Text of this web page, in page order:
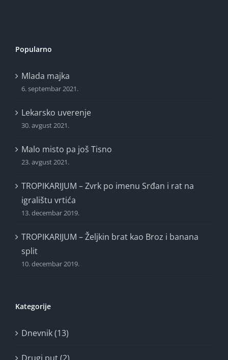
Popularno
Mlada majka
6. septembar 2021.
Lekarsko uverenje
30. avgust 2021.
Malo misto pa još Tisno
23. avgust 2021.
TROPIKARIJUM – Zvrk po imenu Srđan i rat na
igralištu vrtića
13. decembar 2019.
TROPIKARIJUM – Željkin brat kao Broz i banana
split
10. decembar 2019.
Kategorije
Dnevnik (13)